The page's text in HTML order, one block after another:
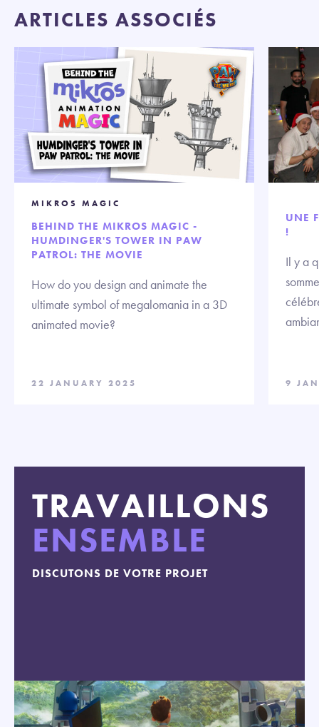
ARTICLES ASSOCIÉS
MIKROS MAGIC
BEHIND THE MIKROS MAGIC -
HUMDINGER'S TOWER IN PAW
PATROL: THE MOVIE
How do you design and animate the
ultimate symbol of megalomania in a 3D
animated movie?
22 JANUARY 2025
UNE
!
Il y a
9
TRAVAILLONS
ENSEMBLE
DISCUTONS DE VOTRE PROJET